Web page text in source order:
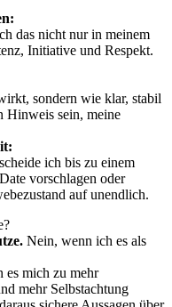
das nicht nur in meinem
Initiative und Respekt.
sondern wie klar, stabil
Hinweis sein, meine
ich bis zu einem
vorschlagen oder
auf unendlich.
Nein, wenn ich es als
es mich zu mehr
mehr Selbstachtung